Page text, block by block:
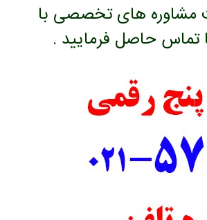
مشاوره های تخصصی با
تماس حاصل فرمایید .